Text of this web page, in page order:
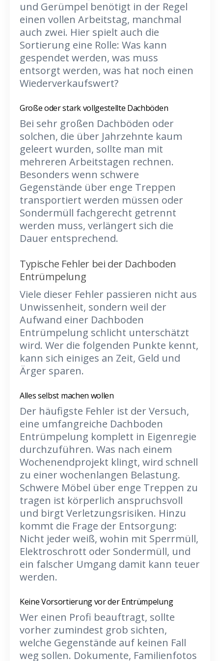
und Gerümpel benötigt in der Regel
einen vollen Arbeitstag, manchmal
auch zwei. Hier spielt auch die
Sortierung eine Rolle: Was kann
gespendet werden, was muss
entsorgt werden, was hat noch einen
Wiederverkaufswert?
Große oder stark vollgestellte Dachböden
Bei sehr großen Dachböden oder
solchen, die über Jahrzehnte kaum
geleert wurden, sollte man mit
mehreren Arbeitstagen rechnen.
Besonders wenn schwere
Gegenstände über enge Treppen
transportiert werden müssen oder
Sondermüll fachgerecht getrennt
werden muss, verlängert sich die
Dauer entsprechend.
Typische Fehler bei der Dachboden
Entrümpelung
Viele dieser Fehler passieren nicht aus
Unwissenheit, sondern weil der
Aufwand einer Dachboden
Entrümpelung schlicht unterschätzt
wird. Wer die folgenden Punkte kennt,
kann sich einiges an Zeit, Geld und
Ärger sparen.
Alles selbst machen wollen
Der häufigste Fehler ist der Versuch,
eine umfangreiche Dachboden
Entrümpelung komplett in Eigenregie
durchzuführen. Was nach einem
Wochenendprojekt klingt, wird schnell
zu einer wochenlangen Belastung.
Schwere Möbel über enge Treppen zu
tragen ist körperlich anspruchsvoll
und birgt Verletzungsrisiken. Hinzu
kommt die Frage der Entsorgung:
Nicht jeder weiß, wohin mit Sperrmüll,
Elektroschrott oder Sondermüll, und
ein falscher Umgang damit kann teuer
werden.
Keine Vorsortierung vor der Entrümpelung
Wer einen Profi beauftragt, sollte
vorher zumindest grob sichten,
welche Gegenstände auf keinen Fall
weg sollen. Dokumente, Familienfotos